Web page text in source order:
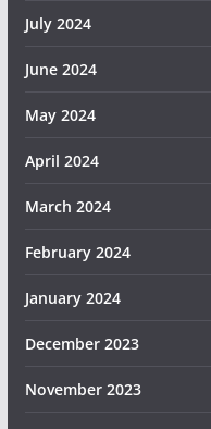
July 2024
June 2024
May 2024
April 2024
March 2024
February 2024
January 2024
December 2023
November 2023